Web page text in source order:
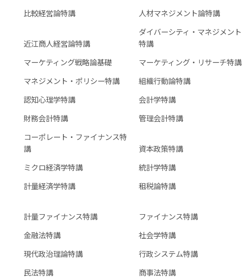
比較経営論特講
人材マネジメント論特講
近江商人経営論特講
ダイバーシティ・マネジメント
特講
マーケティング戦略論基礎
マーケティング・リサーチ特講
マネジメント・ポリシー特講
組織行動論特講
認知心理学特講
会計学特講
財務会計特講
管理会計特講
コーポレート・ファイナンス特
講
資本政策特講
ミクロ経済学特講
統計学特講
計量経済学特講
租税論特講
計量ファイナンス特講 ファイナンス特講
金融法特講
社会学特講
現代政治理論特講
行政システム特講
民法特講
商事法特講